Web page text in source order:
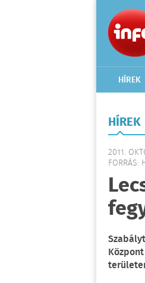
HÍREK
HÍREK
2011.
FORRÁS: